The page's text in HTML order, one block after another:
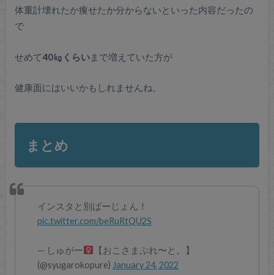
体重計壊れたか痩せたか分からないといった内容だったの
で
せめて40㎏くらいまで増えていた方が
健康面にはいいかもしれませんね。
まとめ
インスタと別ばーじょん！
pic.twitter.com/beRuRtQU2S
— しゅがー‍
【おこさまぷれ〜と。】
(@syugarokopure) January 24, 2022